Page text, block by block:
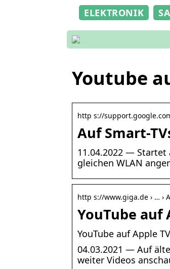
ELEKTRONIK
Youtube
http s://
Auf Smart-
11.04.2022 — Startet
gleichen WLAN
http s://www.giga.de › … ›
YouTube auf
YouTube auf Apple
04.03.2021 — Auf
weiter Videos